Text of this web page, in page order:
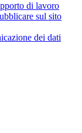
di lavoro
sul sito
dei dati